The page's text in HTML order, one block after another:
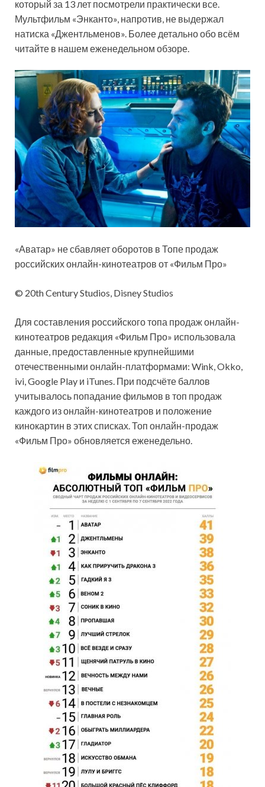
который за 13 лет посмотрели практически все.
Мультфильм «Энканто», напротив, не выдержал
натиска «Джентльменов». Более детально обо всём
читайте в нашем еженедельном обзоре.
«Аватар» не сбавляет оборотов в Топе продаж
российских онлайн-кинотеатров от «Фильм Про»
© 20th Century Studios, Disney Studios
Для составления российского топа продаж онлайн-
кинотеатров редакция «Фильм Про» использовала
данные, предоставленные крупнейшими
отечественными онлайн-платформами: Wink, Okko,
ivi, Google Play и iTunes. При подсчёте баллов
учитывалось попадание фильмов в топ продаж
каждого из онлайн-кинотеатров и положение
кинокартин в этих списках. Топ онлайн-продаж
«Фильм Про» обновляется еженедельно.